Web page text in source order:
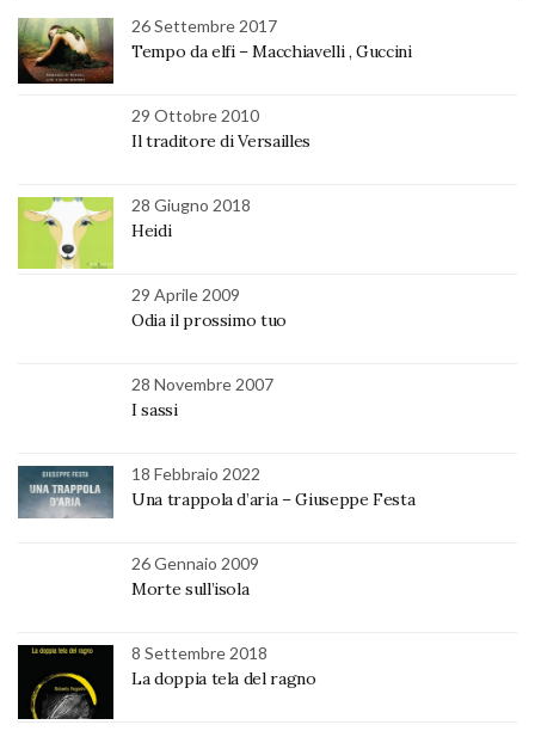
26 Settembre 2017
Tempo da elfi – Macchiavelli , Guccini
29 Ottobre 2010
Il traditore di Versailles
28 Giugno 2018
Heidi
29 Aprile 2009
Odia il prossimo tuo
28 Novembre 2007
I sassi
18 Febbraio 2022
Una trappola d’aria – Giuseppe Festa
26 Gennaio 2009
Morte sull’isola
8 Settembre 2018
La doppia tela del ragno